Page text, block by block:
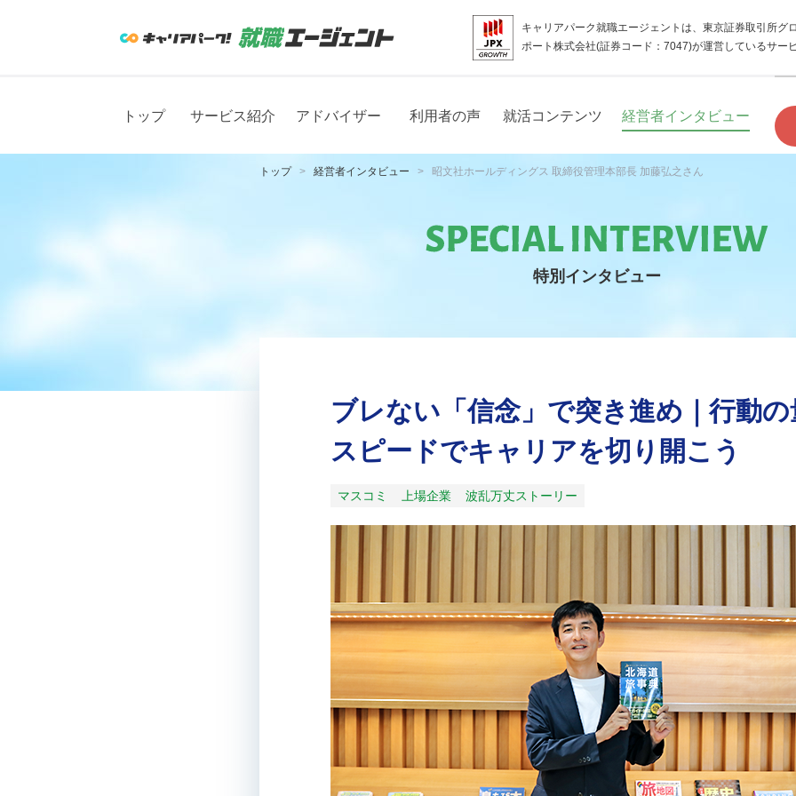
キャリアパーク就職エージェントは、東京証券取引所グ
ポート株式会社(証券コード：7047)が運営しているサー
トップ サービス紹介 アドバイザー 利用者の声 就活コンテンツ 経営者インタビュー
トップ 経営者インタビュー 昭文社ホールディングス 取締役管理本部長 加藤弘之さん
特別インタビュー
ブレない「信念」で突き進め｜行動
スピードでキャリアを切り開こう
マスコミ 上場企業 波乱万丈ストーリー